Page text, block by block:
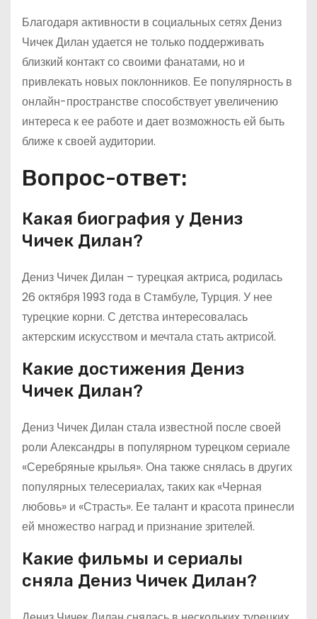
Благодаря активности в социальных сетях Дениз
Чичек Дилан удается не только поддерживать
близкий контакт со своими фанатами, но и
привлекать новых поклонников. Ее популярность в
онлайн-пространстве способствует увеличению
интереса к ее работе и дает возможность ей быть
ближе к своей аудитории.
Вопрос-ответ:
Какая биография у Дениз
Чичек Дилан?
Дениз Чичек Дилан – турецкая актриса, родилась
26 октября 1993 года в Стамбуле, Турция. У нее
турецкие корни. С детства интересовалась
актерским искусством и мечтала стать актрисой.
Какие достижения Дениз
Чичек Дилан?
Дениз Чичек Дилан стала известной после своей
роли Александры в популярном турецком сериале
«Серебряные крылья». Она также снялась в других
популярных телесериалах, таких как «Черная
любовь» и «Страсть». Ее талант и красота принесли
ей множество наград и признание зрителей.
Какие фильмы и сериалы
сняла Дениз Чичек Дилан?